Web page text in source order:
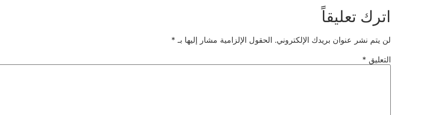
اترك تعليقاً
لن يتم نشر عنوان بريدك الإلكتروني. الحقول الإلزامية مشار إليها بـ *
التعليق *